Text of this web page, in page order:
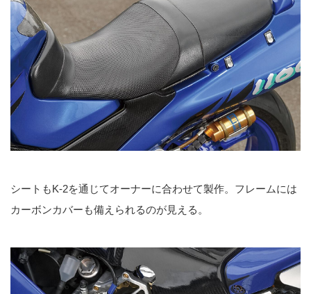
シートもK-2を通じてオーナーに合わせて製作。フレームには
カーボンカバーも備えられるのが見える。